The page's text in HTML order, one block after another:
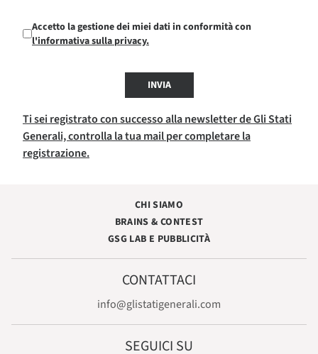
Accetto la gestione dei miei dati in conformità con
l'informativa sulla privacy.
INVIA
Ti sei registrato con successo alla newsletter de Gli Stati
Generali, controlla la tua mail per completare la
registrazione.
CHI SIAMO
BRAINS & CONTEST
GSG LAB E PUBBLICITÀ
CONTATTACI
info@glistatigenerali.com
SEGUICI SU